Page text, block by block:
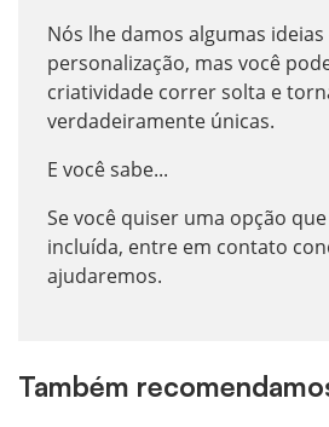
Nós lhe damos algumas ideias
personalização, mas você
criatividade correr solta e
verdadeiramente únicas.
E você sabe...
Se você quiser uma opção
incluída, entre em contato
ajudaremos.
Também